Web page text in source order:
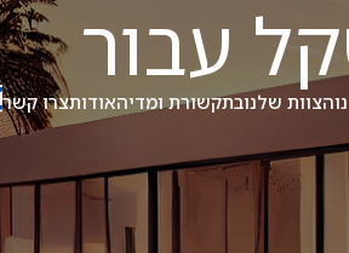
הצוות שלנובתקשורת ומדיהאודותצרו קשר
שקל עבור